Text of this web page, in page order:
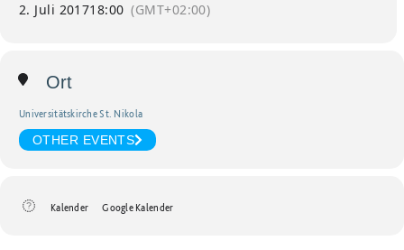
2. Juli 201718:00 (GMT+02:00)
Ort
Universitätskirche St. Nikola
OTHER EVENTS
Kalender Google Kalender